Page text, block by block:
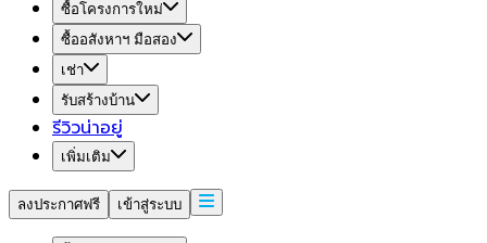
ซื้อโครงการใหม่
ซื้ออสังหาฯ มือสอง
เช่า
รับสร้างบ้าน
รีวิวน่าอยู่
เพิ่มเติม
ลงประกาศฟรี เข้าสู่ระบบ